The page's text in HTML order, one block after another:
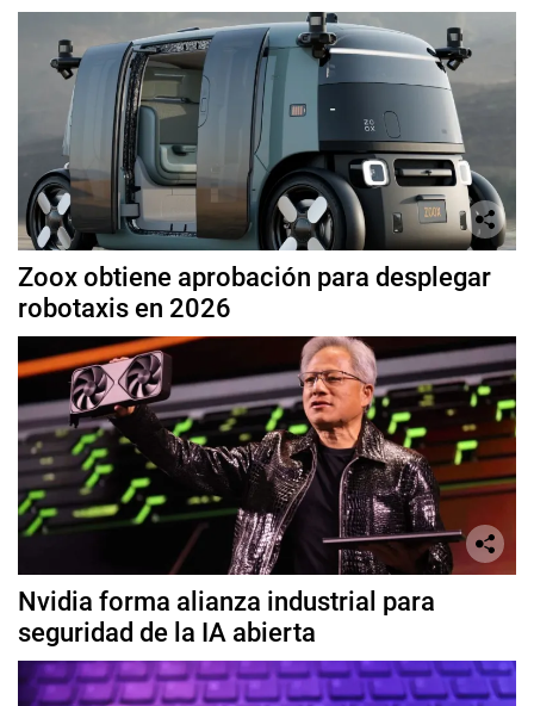
Zoox obtiene aprobación para desplegar
robotaxis en 2026
Nvidia forma alianza industrial para
seguridad de la IA abierta